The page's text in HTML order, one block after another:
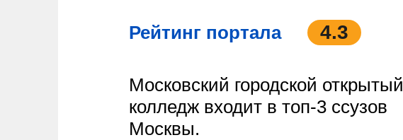
Рейтинг портала 4.3
Московский городской открытый
колледж входит в топ-3 ссузов
Москвы.